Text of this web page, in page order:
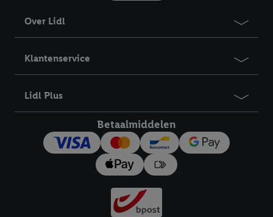
Over Lidl
Klantenservice
Lidl Plus
Betaalmiddelen